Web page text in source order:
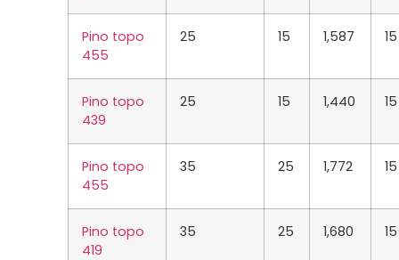
Pino topo
455
25 15 1,587 15
Pino topo
439
25 15 1,440 15
Pino topo
455
35 25 1,772 15
Pino topo
419
35 25 1,680 15